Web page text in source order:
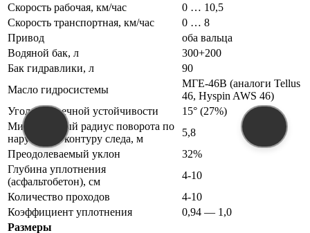
Скорость рабочая, км/час
0 … 10,5
Скорость транспортная, км/час
0 … 8
Привод
оба вальца
Водяной бак, л
300+200
Бак гидравлики, л
90
Масло гидросистемы
МГЕ-46В (аналоги Tellus
46, Hyspin AWS 46)
Угол поперечной устойчивости
15° (27%)
Минимальный радиус поворота по
наружному контуру следа, м
5,8
Преодолеваемый уклон
32%
Глубина уплотнения
(асфальтобетон), см
4-10
Количество проходов
4-10
Коэффициент уплотнения
0,94 — 1,0
Размеры